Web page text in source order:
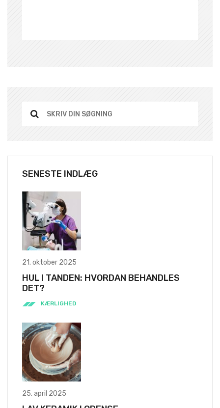
SENESTE INDLÆG
21. oktober 2025
HUL I TANDEN: HVORDAN BEHANDLES
KÆRLIGHED